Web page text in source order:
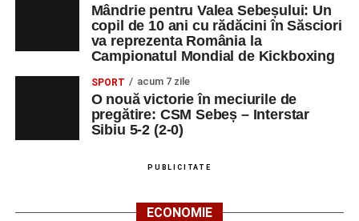
Mândrie pentru Valea Sebeșului: Un
copil de 10 ani cu rădăcini în Săsciori
va reprezenta România la
Campionatul Mondial de Kickboxing
SPORT acum 7 zile
O nouă victorie în meciurile de
pregătire: CSM Sebeș – Interstar
Sibiu 5-2 (2-0)
PUBLICITATE
ECONOMIE